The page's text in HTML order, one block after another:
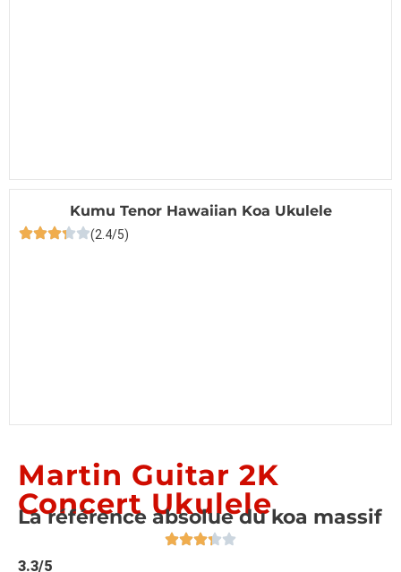
Kumu Tenor Hawaiian Koa Ukulele
(2.4/5)
Martin Guitar 2K
Concert Ukulele
La référence absolue du koa massif
3.3/5